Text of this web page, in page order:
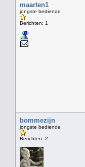
maarten1
jongste bediende
Berichten: 1
bommezijn
jongste bediende
Berichten: 2